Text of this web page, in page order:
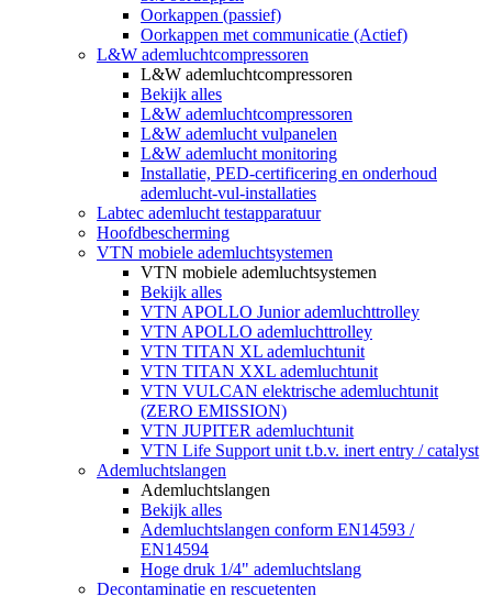
Oorkappen (passief)
Oorkappen met communicatie (Actief)
L&W ademluchtcompressoren
L&W ademluchtcompressoren
Bekijk alles
L&W ademluchtcompressoren
L&W ademlucht vulpanelen
L&W ademlucht monitoring
Installatie, PED-certificering en onderhoud
ademlucht-vul-installaties
Labtec ademlucht testapparatuur
Hoofdbescherming
VTN mobiele ademluchtsystemen
VTN mobiele ademluchtsystemen
Bekijk alles
VTN APOLLO Junior ademluchttrolley
VTN APOLLO ademluchttrolley
VTN TITAN XL ademluchtunit
VTN TITAN XXL ademluchtunit
VTN VULCAN elektrische ademluchtunit
(ZERO EMISSION)
VTN JUPITER ademluchtunit
VTN Life Support unit t.b.v. inert entry / catalyst
Ademluchtslangen
Ademluchtslangen
Bekijk alles
Ademluchtslangen conform EN14593 /
EN14594
Hoge druk 1/4" ademluchtslang
Decontaminatie en rescuetenten